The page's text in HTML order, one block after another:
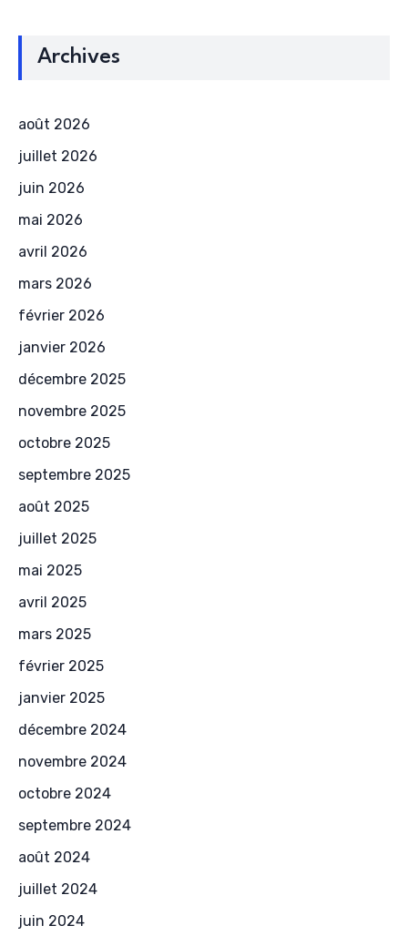
Archives
août 2026
juillet 2026
juin 2026
mai 2026
avril 2026
mars 2026
février 2026
janvier 2026
décembre 2025
novembre 2025
octobre 2025
septembre 2025
août 2025
juillet 2025
mai 2025
avril 2025
mars 2025
février 2025
janvier 2025
décembre 2024
novembre 2024
octobre 2024
septembre 2024
août 2024
juillet 2024
juin 2024